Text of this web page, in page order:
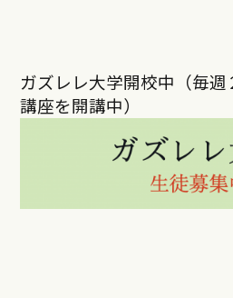
ガズレレ大学開校中（毎
講座を開講中）